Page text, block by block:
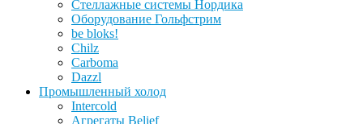
Стеллажные системы Нордика
Оборудование Гольфстрим
be bloks!
Chilz
Carboma
Dazzl
Промышленный холод
Intercold
Агрегаты Belief